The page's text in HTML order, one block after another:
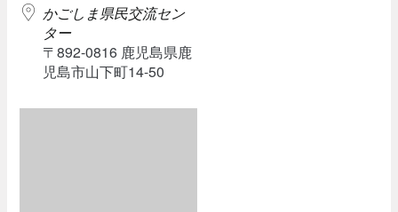
かごしま県民交流セン
ター
〒892-0816 鹿児島県鹿
児島市山下町14-50